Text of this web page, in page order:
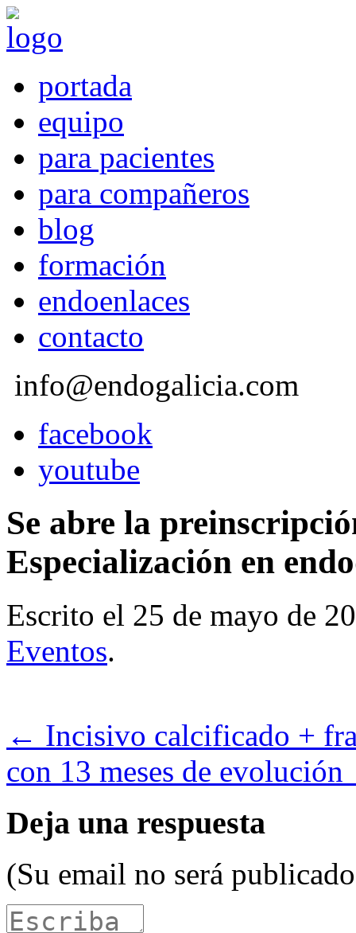
portada
equipo
para pacientes
para compañeros
blog
formación
endoenlaces
contacto
info@endogalicia.com
facebook
youtube
Se abre la
Especialización en
Escrito el 25 de mayo de
Eventos.
← Incisivo calcificado +
con 13 meses de
Deja una respuesta
(Su email no será